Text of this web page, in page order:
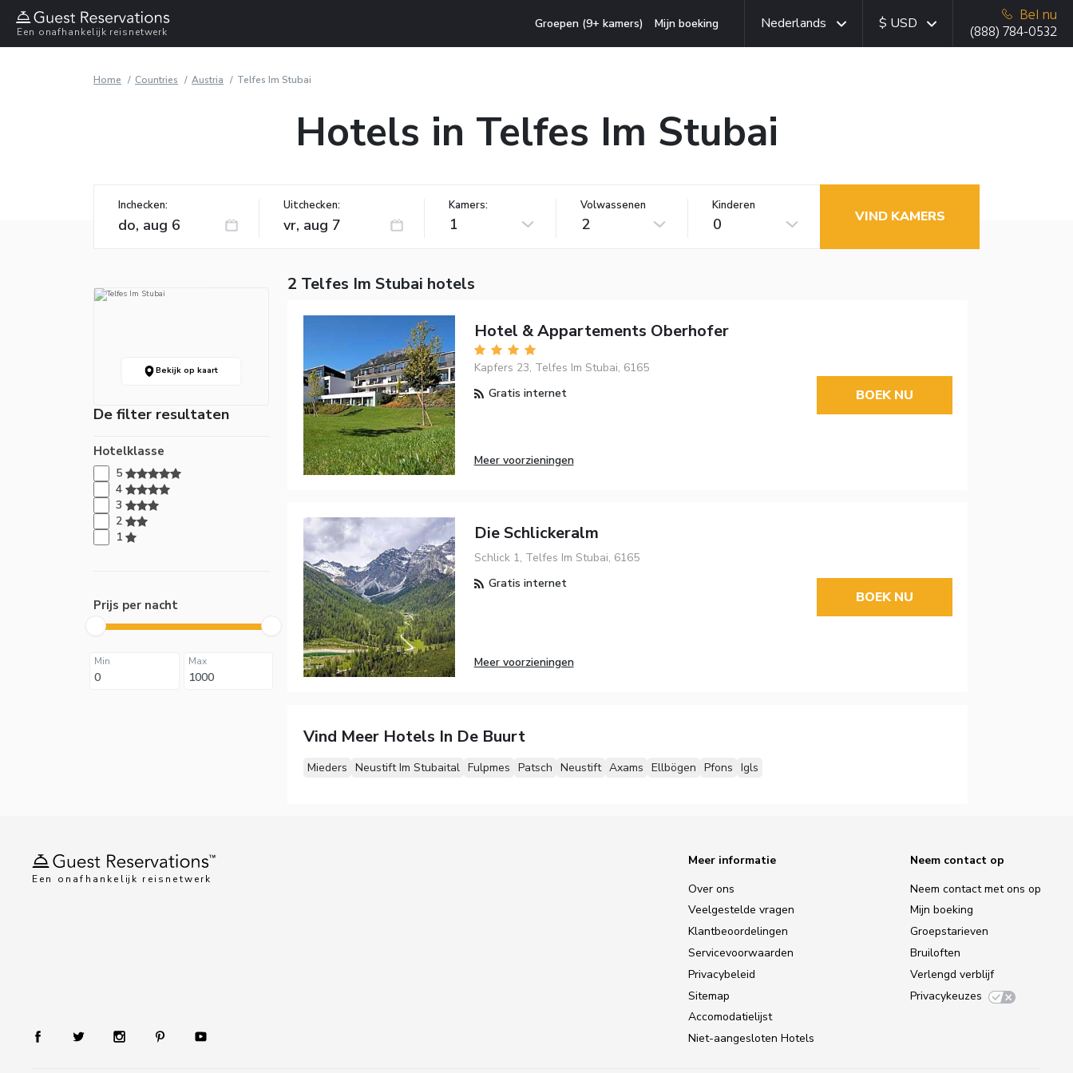
Een onafhankelijk reisnetwerk
Groepen (9+ kamers) Mijn boeking Nederlands $ USD
Bel nu
(888) 784-0532
Home Countries Austria Telfes Im Stubai
Hotels in Telfes Im Stubai
Inchecken: Uitchecken: Kamers:
1
Volwassenen
2
Kinderen
0 VIND KAMERS
Bekijk op kaart
De filter resultaten
Hotelklasse
5
4
3
2
1
Prijs per nacht
Min Max
2 Telfes Im Stubai hotels
Hotel & Appartements Oberhofer
Kapfers 23, Telfes Im Stubai, 6165
Gratis internet
Meer voorzieningen
BOEK NU
Die Schlickeralm
Schlick 1, Telfes Im Stubai, 6165
Gratis internet
Meer voorzieningen
BOEK NU
Vind Meer Hotels In De Buurt
Mieders Neustift Im Stubaital Fulpmes Patsch Neustift Axams Ellbögen Pfons Igls
Een onafhankelijk reisnetwerk
Meer informatie
Over ons
Veelgestelde vragen
Klantbeoordelingen
Servicevoorwaarden
Privacybeleid
Sitemap
Accomodatielijst
Niet-aangesloten Hotels
Neem contact op
Neem contact met ons op
Mijn boeking
Groepstarieven
Bruiloften
Verlengd verblijf
Privacykeuzes